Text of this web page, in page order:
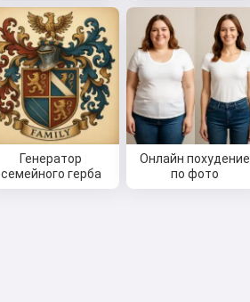
Генератор
семейного герба
Онлайн похудение
по фото